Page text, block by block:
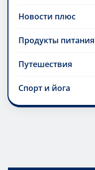
Новости плюс
Продукты питания
Путешествия
Спорт и йога